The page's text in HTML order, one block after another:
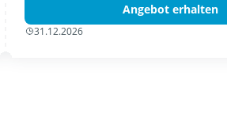
Angebot erhalten
31.12.2026